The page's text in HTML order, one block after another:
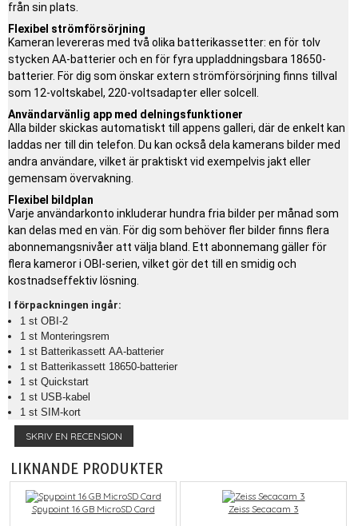
från sin plats.
Flexibel strömförsörjning
Kameran levereras med två olika batterikassetter: en för tolv
stycken AA-batterier och en för fyra uppladdningsbara 18650-
batterier. För dig som önskar extern strömförsörjning finns tillval
som 12-voltskabel, 220-voltsadapter eller solcell.
Användarvänlig app med delningsfunktioner
Alla bilder skickas automatiskt till appens galleri, där de enkelt kan
laddas ner till din telefon. Du kan också dela kamerans bilder med
andra användare, vilket är praktiskt vid exempelvis jakt eller
gemensam övervakning.
Flexibel bildplan
Varje användarkonto inkluderar hundra fria bilder per månad som
kan delas med en vän. För dig som behöver fler bilder finns flera
abonnemangsnivåer att välja bland. Ett abonnemang gäller för
flera kameror i OBI-serien, vilket gör det till en smidig och
kostnadseffektiv lösning.
I förpackningen ingår:
1 st OBI-2
1 st Monteringsrem
1 st Batterikassett AA-batterier
1 st Batterikassett 18650-batterier
1 st Quickstart
1 st USB-kabel
1 st SIM-kort
SKRIV EN RECENSION
LIKNANDE PRODUKTER
Spypoint 16 GB MicroSD Card Zeiss Secacam 3